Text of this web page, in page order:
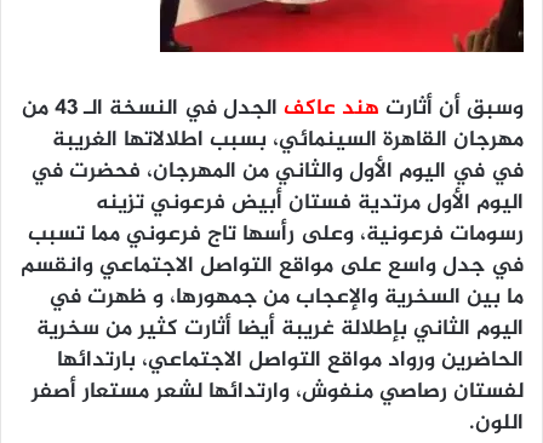
وسبق أن أثارت هند عاكف
الجدل في النسخة الـ 43 من
مهرجان القاهرة السينمائي، بسبب اطلالاتها الغريبة
في في اليوم الأول والثاني من المهرجان، فحضرت في
اليوم الأول مرتدية فستان أبيض فرعوني تزينه
رسومات فرعونية، وعلى رأسها تاج فرعوني مما تسبب
في جدل واسع على مواقع التواصل الاجتماعي وانقسم
ما بين السخرية والإعجاب من جمهورها، و ظهرت في
اليوم الثاني بإطلالة غريبة أيضا أثارت كثير من سخرية
الحاضرين ورواد مواقع التواصل الاجتماعي، بارتدائها
لفستان رصاصي منفوش، وارتدائها لشعر مستعار أصفر
اللون.